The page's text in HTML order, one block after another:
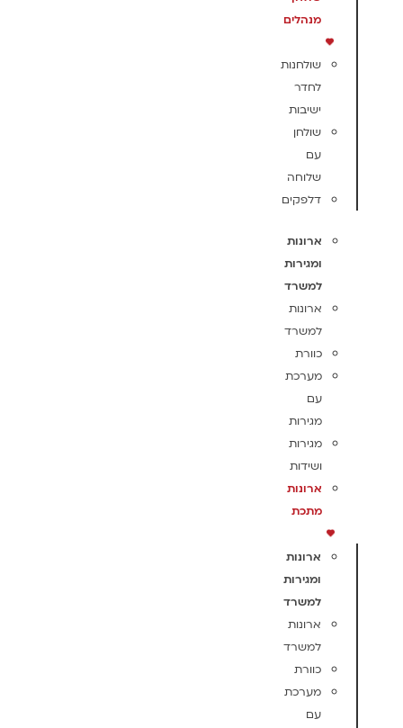
מנהלים
שולחנות
לחדר
ישיבות
שולחן
עם
שלוחה
דלפקים
ארונות
ומגירות
למשרד
ארונות
למשרד
כוורת
מערכת
עם
מגירות
מגירות
ושידות
ארונות
מתכת
ארונות
ומגירות
למשרד
ארונות
למשרד
כוורת
מערכת
עם